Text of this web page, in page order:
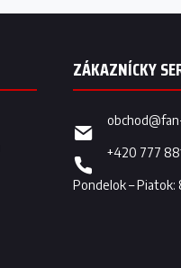
obchod@
+420 777